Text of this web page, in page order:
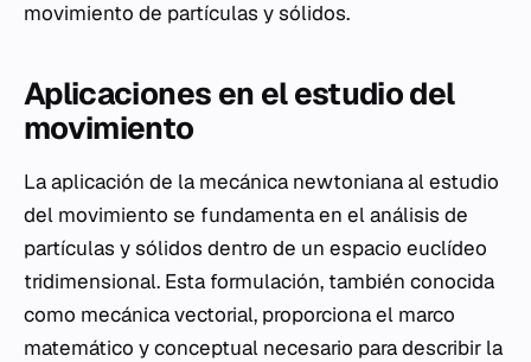
movimiento de partículas y sólidos.
Aplicaciones en el estudio del
movimiento
La aplicación de la mecánica newtoniana al estudio
del movimiento se fundamenta en el análisis de
partículas y sólidos dentro de un espacio euclídeo
tridimensional. Esta formulación, también conocida
como mecánica vectorial, proporciona el marco
matemático y conceptual necesario para describir la